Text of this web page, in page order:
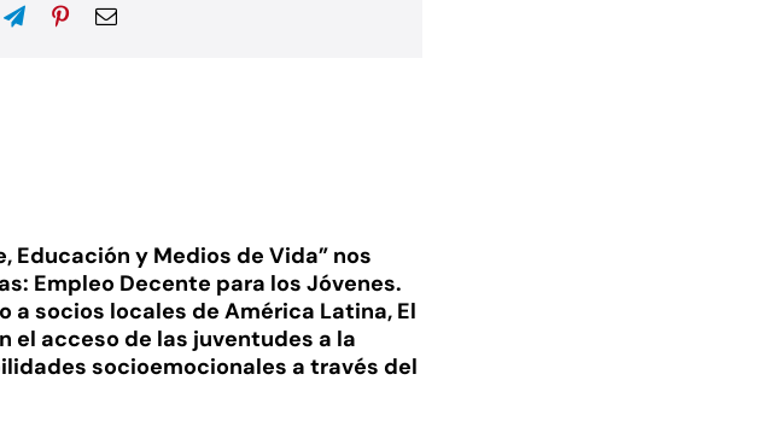
Educación y Medios de Vida” nos
Empleo Decente para los Jóvenes.
socios locales de América Latina, El
acceso de las juventudes a la
socioemocionales a través del